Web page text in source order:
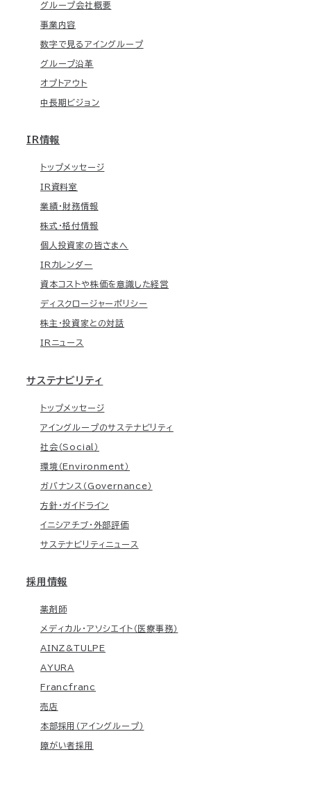
グループ会社概要
事業内容
数字で見るアイングループ
グループ沿革
オプトアウト
中長期ビジョン
IR情報
トップメッセージ
IR資料室
業績・財務情報
株式・格付情報
個人投資家の皆さまへ
IRカレンダー
資本コストや株価を意識した経営
ディスクロージャーポリシー
株主・投資家との対話
IRニュース
サステナビリティ
トップメッセージ
アイングループのサステナビリティ
社会（Social）
環境（Environment）
ガバナンス（Governance）
方針・ガイドライン
イニシアチブ・外部評価
サステナビリティニュース
採用情報
薬剤師
メディカル・アソシエイト（医療事務）
AINZ&TULPE
AYURA
Francfranc
売店
本部採用（アイングループ）
障がい者採用